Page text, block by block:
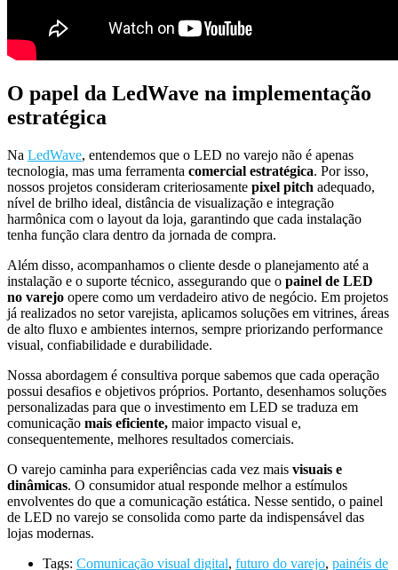
O papel da LedWave na implementação
estratégica
Na LedWave, entendemos que o LED no varejo não é apenas
tecnologia, mas uma ferramenta comercial estratégica. Por isso,
nossos projetos consideram criteriosamente pixel pitch adequado,
nível de brilho ideal, distância de visualização e integração
harmônica com o layout da loja, garantindo que cada instalação
tenha função clara dentro da jornada de compra.
Além disso, acompanhamos o cliente desde o planejamento até a
instalação e o suporte técnico, assegurando que o painel de LED
no varejo opere como um verdadeiro ativo de negócio. Em projetos
já realizados no setor varejista, aplicamos soluções em vitrines, áreas
de alto fluxo e ambientes internos, sempre priorizando performance
visual, confiabilidade e durabilidade.
Nossa abordagem é consultiva porque sabemos que cada operação
possui desafios e objetivos próprios. Portanto, desenhamos soluções
personalizadas para que o investimento em LED se traduza em
comunicação mais eficiente, maior impacto visual e,
consequentemente, melhores resultados comerciais.
O varejo caminha para experiências cada vez mais visuais e
dinâmicas. O consumidor atual responde melhor a estímulos
envolventes do que a comunicação estática. Nesse sentido, o painel
de LED no varejo se consolida como parte da indispensável das
lojas modernas.
Tags: Comunicação visual digital, futuro do varejo, painéis de